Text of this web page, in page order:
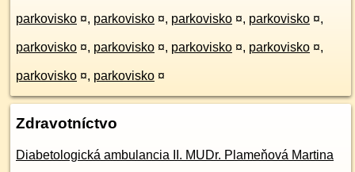
parkovisko ¤, parkovisko ¤, parkovisko ¤, parkovisko ¤,
parkovisko ¤, parkovisko ¤, parkovisko ¤, parkovisko ¤,
parkovisko ¤, parkovisko ¤
Zdravotníctvo
Diabetologická ambulancia II. MUDr. Plameňová Martina